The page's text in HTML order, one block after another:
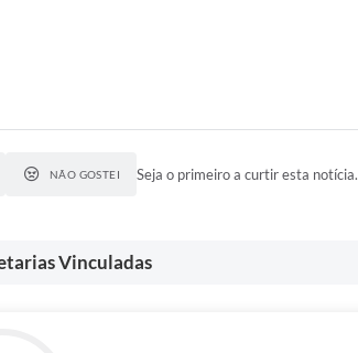
NÃO GOSTEI Seja o primeiro a curtir esta notícia.
Vinculadas